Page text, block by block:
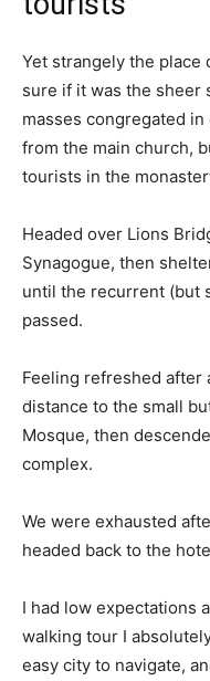
Yet strangely the place
sure if it was the sheer
masses congregated in
from the main church,
tourists in the
Headed over Lions
Synagogue, then
until the recurrent (but
passed.
Feeling refreshed after
distance to the small
Mosque, then
complex.
We were exhausted
headed back to the
I had low expectations
walking tour I
easy city to navigate,